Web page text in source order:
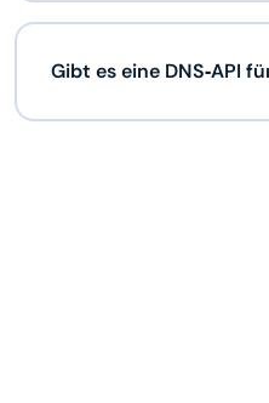
Gibt es eine DNS‑API